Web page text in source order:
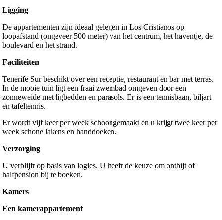
Ligging
De appartementen zijn ideaal gelegen in Los Cristianos op
loopafstand (ongeveer 500 meter) van het centrum, het haventje, de
boulevard en het strand.
Faciliteiten
Tenerife Sur beschikt over een receptie, restaurant en bar met terras.
In de mooie tuin ligt een fraai zwembad omgeven door een
zonneweide met ligbedden en parasols. Er is een tennisbaan, biljart
en tafeltennis.
Er wordt vijf keer per week schoongemaakt en u krijgt twee keer per
week schone lakens en handdoeken.
Verzorging
U verblijft op basis van logies. U heeft de keuze om ontbijt of
halfpension bij te boeken.
Kamers
Een kamerappartement